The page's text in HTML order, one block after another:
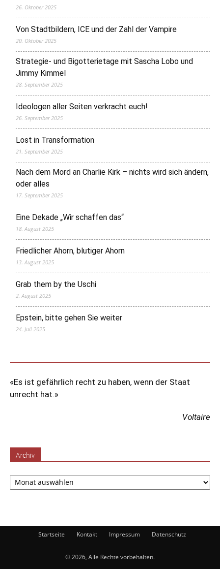
26. Oktober 2025
Von Stadtbildern, ICE und der Zahl der Vampire
20. Oktober 2025
Strategie- und Bigotterietage mit Sascha Lobo und
Jimmy Kimmel
28. September 2025
Ideologen aller Seiten verkracht euch!
26. September 2025
Lost in Transformation
21. September 2025
Nach dem Mord an Charlie Kirk – nichts wird sich ändern,
oder alles
17. September 2025
Eine Dekade „Wir schaffen das“
18. August 2025
Friedlicher Ahorn, blutiger Ahorn
13. August 2025
Grab them by the Uschi
2. August 2025
Epstein, bitte gehen Sie weiter
24. Juli 2025
«Es ist gefährlich recht zu haben, wenn der Staat
unrecht hat.»
Voltaire
Archiv
Archiv
Startseite Kontakt Impressum Datenschutz
© 2026, Alle Rechte vorbehalten.